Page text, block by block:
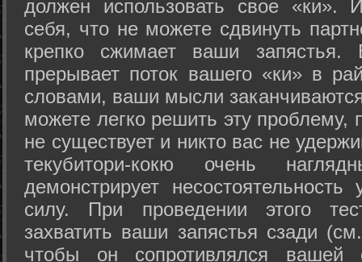
должен использовать свое «ки».
себя, что не можете сдвинуть
крепко сжимает ваши запястья.
прерывает поток вашего «ки» в
словами, ваши мысли
можете легко решить эту проблему,
не существует и никто вас не
текубитори-кокю очень
демонстрирует
силу. При проведении этого
захватить ваши запястья сзади
чтобы он сопротивлялся вашей